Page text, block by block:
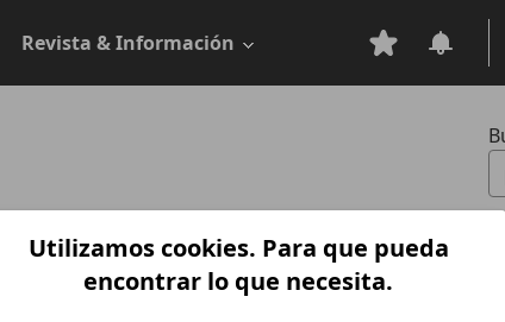
Revista & Información
0
Utilizamos cookies. Para que pueda
encontrar lo que necesita.